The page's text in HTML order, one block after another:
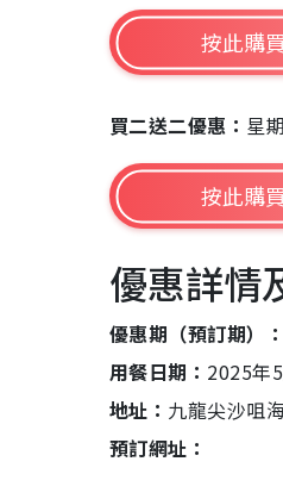
按此購買
買二送二優惠： 星
按此購買
優惠詳情
優惠期（預訂期）：
用餐日期： 2025年
地址： 九龍尖沙咀
預訂網址：